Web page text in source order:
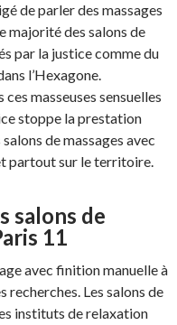
de parler des massages
majorité des salons de
par la justice comme du
l’Hexagone.
masseuses sensuelles
stoppe la prestation
de massages avec
partout sur le territoire.
salons de
11
avec finition manuelle à
recherches. Les salons de
instituts de relaxation